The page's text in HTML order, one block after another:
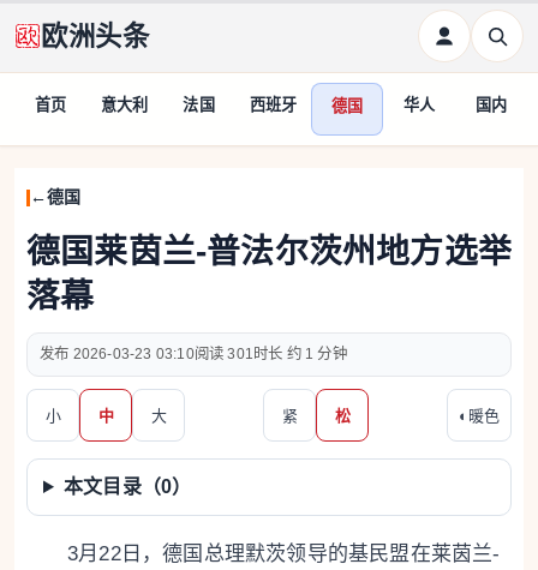
欧洲头条
首页 意大利 法国 西班牙 德国 华人 国内
德国
德国莱茵兰-普法尔茨州地方选举
落幕
2026-03-23 03:10 301 约 1 分钟
小 中 大 紧 松 ◐ 暖色
本文目录（0）
3月22日，德国总理默茨领导的基民盟在莱茵兰-